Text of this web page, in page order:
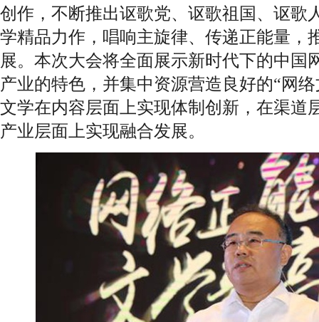
创作，不断推出讴歌党、讴歌祖国、讴歌
学精品力作，唱响主旋律、传递正能量，
展。本次大会将全面展示新时代下的中国
产业的特色，并集中资源营造良好的“网
文学在内容层面上实现体制创新，在渠道
产业层面上实现融合发展。